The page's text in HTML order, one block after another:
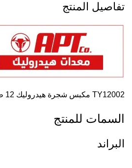
تفاصيل المنتج
TY12002 مكبس شجرة هيدروليك 12 طن صينى
السمات للمنتج
البراند